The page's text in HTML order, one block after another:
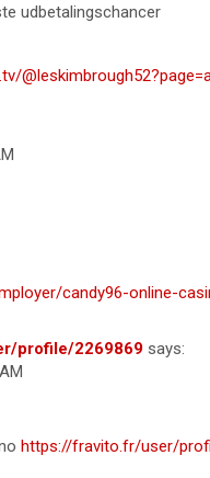
udbetalingschancer
candy96-online-
profile/2269869 says:
https://fravito.fr/user/